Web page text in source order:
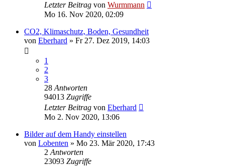
Letzter Beitrag von Wurmmann
Mo 16. Nov 2020, 02:09
CO2, Klimaschutz, Boden, Gesundheit
von Eberhard » Fr 27. Dez 2019, 14:03
1
2
3
28 Antworten
94013 Zugriffe
Letzter Beitrag von Eberhard
Mo 2. Nov 2020, 13:06
Bilder auf dem Handy einstellen
von Lobenten » Mo 23. Mär 2020, 17:43
2 Antworten
23093 Zugriffe